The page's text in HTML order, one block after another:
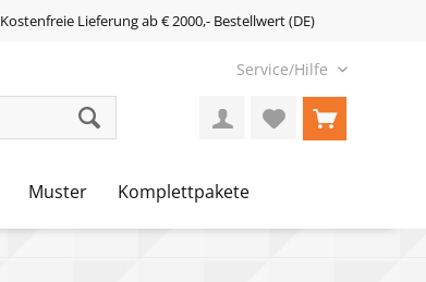
Kostenfreie Lieferung ab € 2000,- Bestellwert (DE)
Service/Hilfe
Muster Komplettpakete